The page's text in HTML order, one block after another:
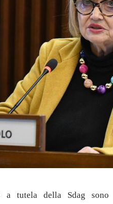
a tutela della Sdag sono